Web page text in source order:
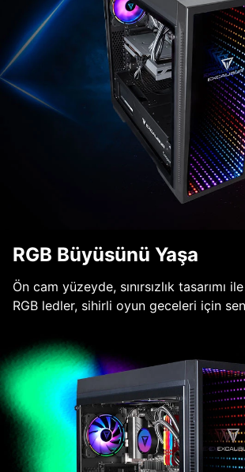
RGB Büyüsünü Yaşa
Ön cam yüzeyde, sınırsızlık tasarımı
RGB ledler, sihirli oyun geceleri için